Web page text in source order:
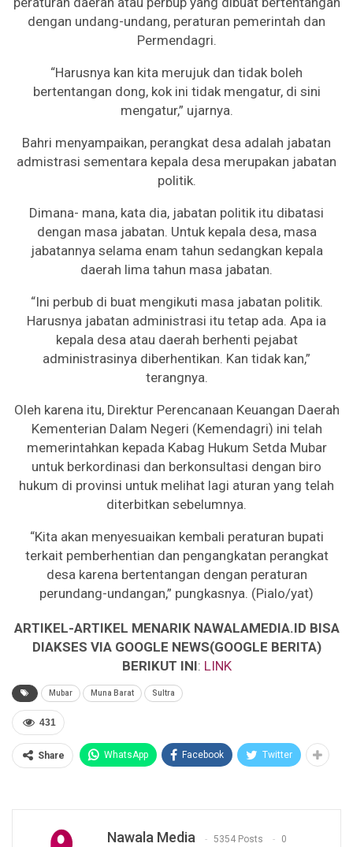
dengan undang-undang, peraturan pemerintah dan
Permendagri.
“Harusnya kan kita merujuk dan tidak boleh
bertentangan dong, kok ini tidak mengatur, di sini
mengatur,” ujarnya.
Bahri menyampaikan, perangkat desa adalah jabatan
admistrasi sementara kepala desa merupakan jabatan
politik.
Dimana- mana, kata dia, jabatan politik itu dibatasi
dengan masa jabatan. Untuk kepala desa, masa
jabatannya selama enam tahun sedangkan kepala
daerah lima tahun masa jabatan.
“Ini perbub di buat mengikuti masa jabatan politik.
Harusnya jabatan administrasi itu tetap ada. Apa ia
kepala desa atau daerah berhenti pejabat
administrasinya diberhentikan. Kan tidak kan,”
terangnya.
Oleh karena itu, Direktur Perencanaan Keuangan Daerah
Kementerian Dalam Negeri (Kemendagri) ini telah
memerintahkan kepada Kabag Hukum Setda Mubar
untuk berkordinasi dan berkonsultasi dengan biro
hukum di provinsi untuk melihat lagi aturan yang telah
diterbitkan sebelumnya.
“Kita akan menyesuaikan kembali peraturan bupati
terkait pemberhentian dan pengangkatan perangkat
desa karena bertentangan dengan peraturan
perundang-undangan,” pungkasnya. (Pialo/yat)
ARTIKEL-ARTIKEL MENARIK NAWALAMEDIA.ID BISA
DIAKSES VIA GOOGLE NEWS(GOOGLE BERITA)
BERIKUT INI: LINK
Mubar Muna Barat Sultra
431
Share WhatsApp Facebook Twitter
Nawala Media 5354 Posts 0